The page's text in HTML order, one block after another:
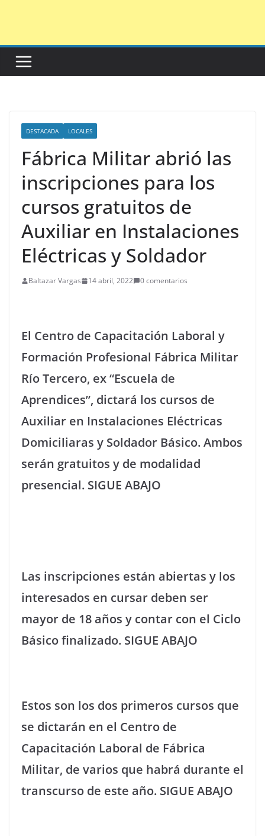
DESTACADA LOCALES
Fábrica Militar abrió las
inscripciones para los
cursos gratuitos de
Auxiliar en Instalaciones
Eléctricas y Soldador
Baltazar Vargas 14 abril, 2022 0 comentarios
El Centro de Capacitación Laboral y
Formación Profesional Fábrica Militar
Río Tercero, ex “Escuela de
Aprendices”, dictará los cursos de
Auxiliar en Instalaciones Eléctricas
Domiciliaras y Soldador Básico. Ambos
serán gratuitos y de modalidad
presencial. SIGUE ABAJO
Las inscripciones están abiertas y los
interesados en cursar deben ser
mayor de 18 años y contar con el Ciclo
Básico finalizado. SIGUE ABAJO
Estos son los dos primeros cursos que
se dictarán en el Centro de
Capacitación Laboral de Fábrica
Militar, de varios que habrá durante el
transcurso de este año. SIGUE ABAJO